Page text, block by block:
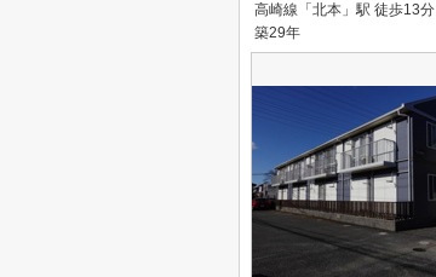
高崎線「北本」駅 徒歩13分
築29年